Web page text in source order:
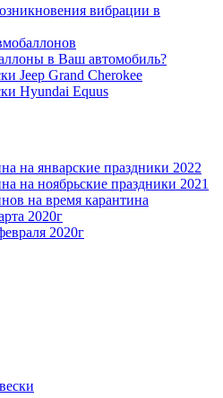
вибрации в
в Ваш автомобиль?
Jeep Grand Cherokee
Hyundai Equus
на январские праздники 2022
на ноябрьские праздники 2021
на время карантина
2020г
2020г